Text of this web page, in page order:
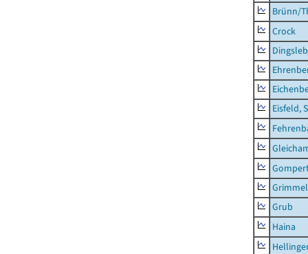
Brünn/
Crock
Eisfeld,
Grub
Haina